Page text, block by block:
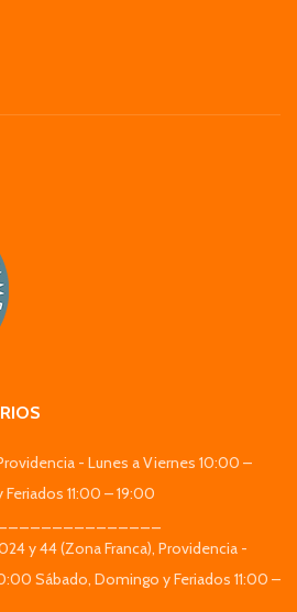
- Lunes a Viernes 10:00 –
11:00 – 19:00
y 44 (Zona Franca), Providencia -
Sábado, Domingo y Feriados 11:00 –